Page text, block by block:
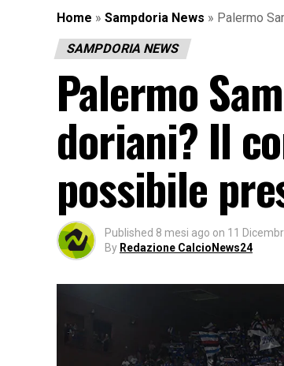
Home » Sampdoria News » Palermo
SAMPDORIA NEWS
Palermo
doriani? Il
possibile
Published 8 mesi ago on 11
By Redazione CalcioNews24